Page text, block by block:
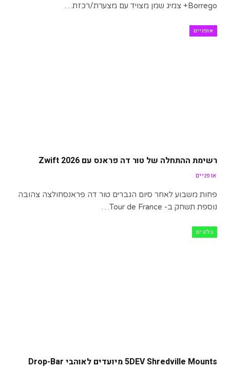
Borrego+ צמיג שמן מצויד עם מצערת/רכזת…
אופניים
רשימת ההתחלה של טור דה פראנס עם Zwift 2026
אופניים
פחות משבוע לאחר סיום הגברים טור דה פראנסחולצה צהובה
נוספת תשחק ב- Tour de France…
בלוגים
5DEV Shredville Mounts מיועדים לאוהבי Drop-Bar